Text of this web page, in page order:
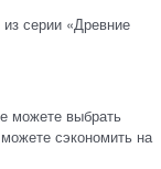
серии «Древние
можете выбрать
сэкономить на